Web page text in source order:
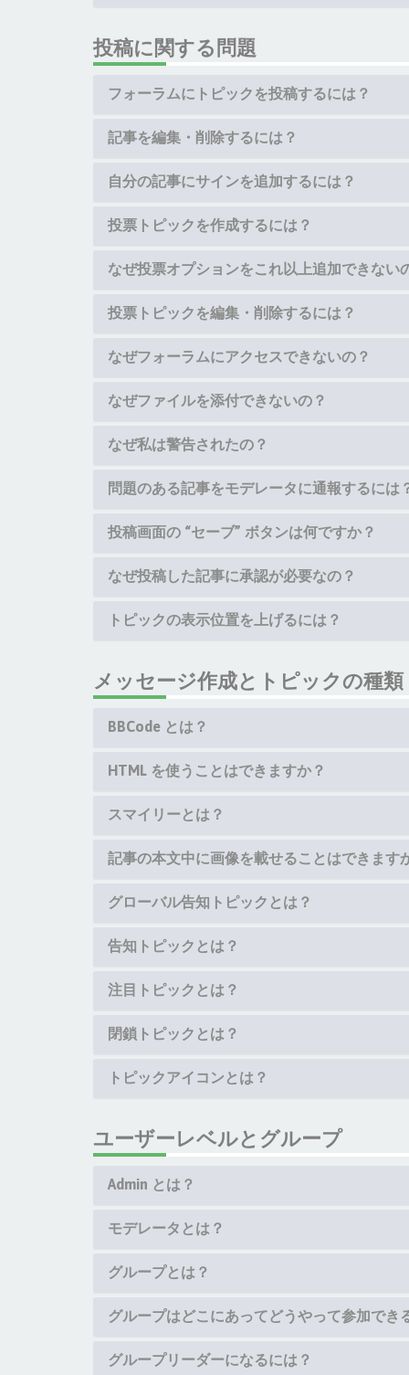
投稿に関する問題
フォーラムにトピックを投稿するには？
記事を編集・削除するには？
自分の記事にサインを追加するには？
投票トピックを作成するには？
なぜ投票オプションをこれ以上追加できない
投票トピックを編集・削除するには？
なぜフォーラムにアクセスできないの？
なぜファイルを添付できないの？
なぜ私は警告されたの？
問題のある記事をモデレータに通報するには
投稿画面の “セーブ” ボタンは何ですか？
なぜ投稿した記事に承認が必要なの？
トピックの表示位置を上げるには？
メッセージ作成とトピックの種類
BBCode とは？
HTML を使うことはできますか？
スマイリーとは？
記事の本文中に画像を載せることはできます
グローバル告知トピックとは？
告知トピックとは？
注目トピックとは？
閉鎖トピックとは？
トピックアイコンとは？
ユーザーレベルとグループ
Admin とは？
モデレータとは？
グループとは？
グループはどこにあってどうやって参加でき
グループリーダーになるには？